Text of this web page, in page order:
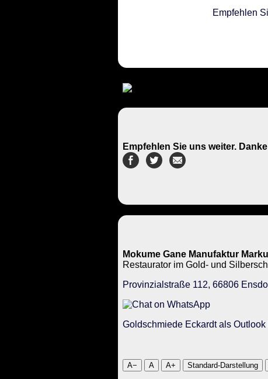
Empfehlen
Empfehlen Sie uns weiter.
Mokume Gane Manufaktur
Restaurator im Gold- und
Provinzialstraße 112, 66806
Goldschmiede Eckardt als
A− A A+ Standard-Darstellung